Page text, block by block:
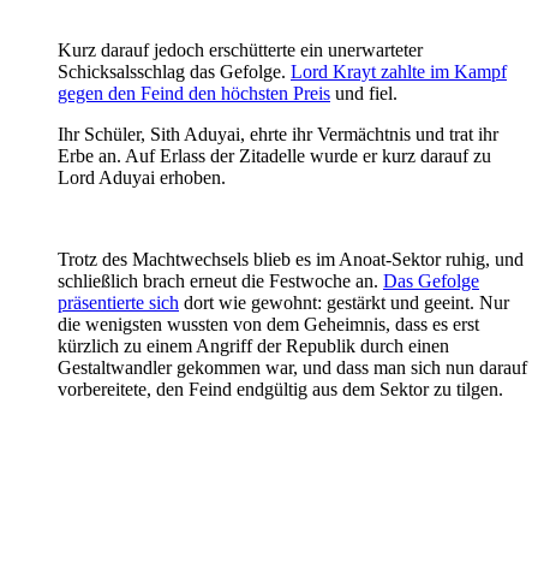
Kurz darauf jedoch erschütterte ein unerwarteter
Schicksalsschlag das Gefolge. Lord Krayt zahlte im Kampf
gegen den Feind den höchsten Preis und fiel.
Ihr Schüler, Sith Aduyai, ehrte ihr Vermächtnis und trat ihr
Erbe an. Auf Erlass der Zitadelle wurde er kurz darauf zu
Lord Aduyai erhoben.
Trotz des Machtwechsels blieb es im Anoat-Sektor ruhig, und
schließlich brach erneut die Festwoche an. Das Gefolge
präsentierte sich dort wie gewohnt: gestärkt und geeint. Nur
die wenigsten wussten von dem Geheimnis, dass es erst
kürzlich zu einem Angriff der Republik durch einen
Gestaltwandler gekommen war, und dass man sich nun darauf
vorbereitete, den Feind endgültig aus dem Sektor zu tilgen.